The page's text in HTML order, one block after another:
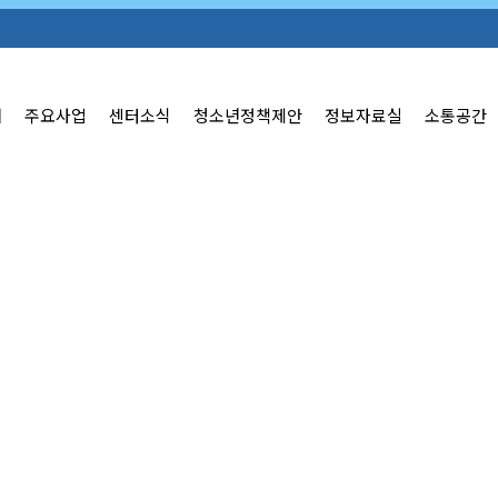
주요사업 센터소식 청소년정책제안 정보자료실 소통공간